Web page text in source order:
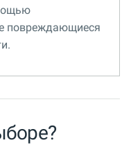
повреждающиеся